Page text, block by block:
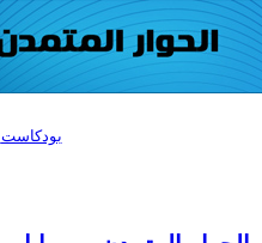
بودكاست